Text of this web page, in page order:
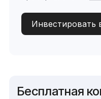
Инвестировать
Бесплатная